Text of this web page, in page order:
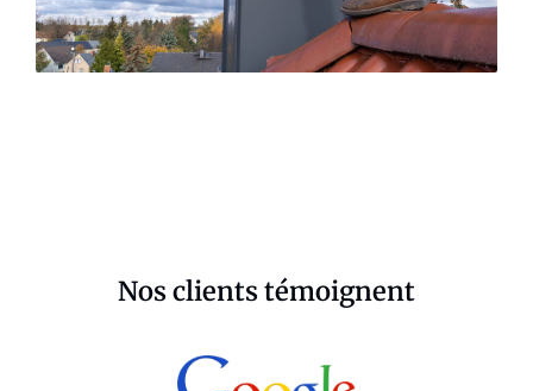
Nos clients témoignent